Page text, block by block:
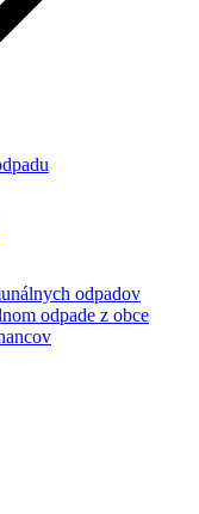
odpadov
odpade z obce